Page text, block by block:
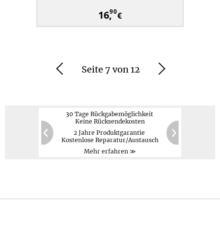
16,90€
Zurück Seite 7 von 12 Weiter
Zurück
60 20
30 Tage Rückgabemöglichkeit
Keine Rücksendekosten
2 Jahre Produktgarantie
Kostenlose Reparatur/Austausch
Mehr erfahren ≫
PayPal,Kreditkarte,
Vorauskasse